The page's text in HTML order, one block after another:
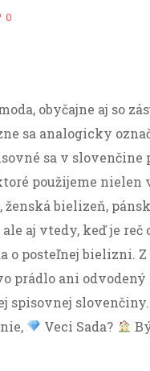
0
obyčajne aj so
sa analogicky
sa v slovenčine
použijeme nielen
ženská bielizeň,
aj vtedy, keď je reč
o posteľnej bielizni.
prádlo ani
spisovnej
Veci Sada?